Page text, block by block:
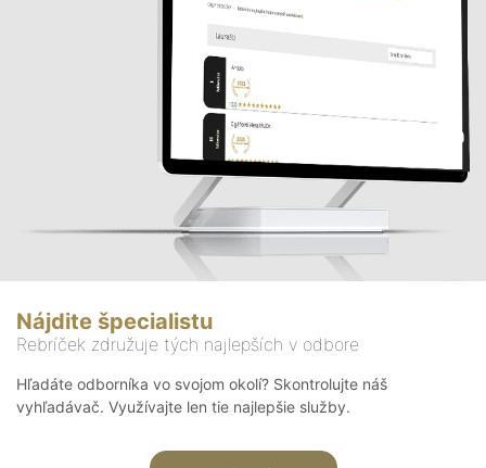
Nájdite špecialistu
Rebríček združuje tých najlepších v odbore
Hľadáte odborníka vo svojom okolí? Skontrolujte náš
vyhľadávač. Využívajte len tie najlepšie služby.